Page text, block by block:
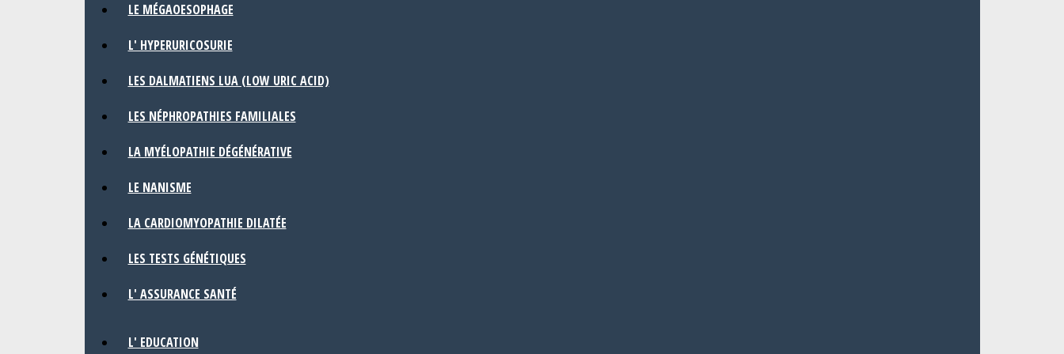
LE MÉGAOESOPHAGE
L' HYPERURICOSURIE
LES DALMATIENS LUA (LOW URIC ACID)
LES NÉPHROPATHIES FAMILIALES
LA MYÉLOPATHIE DÉGÉNÉRATIVE
LE NANISME
LA CARDIOMYOPATHIE DILATÉE
LES TESTS GÉNÉTIQUES
L' ASSURANCE SANTÉ
L' EDUCATION